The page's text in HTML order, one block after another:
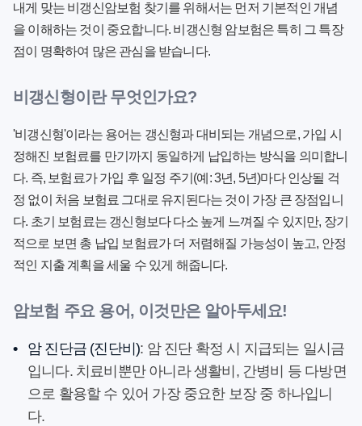
내게 맞는 비갱신암보험 찾기 를 위해서는 먼저 기본적인 개념
을 이해하는 것이 중요합니다. 비갱신형 암보험은 특히 그 특장
점이 명확하여 많은 관심을 받습니다.
비갱신형이란 무엇인가요?
'비갱신형'이라는 용어는 갱신형과 대비되는 개념으로, 가입 시
정해진 보험료를 만기까지 동일하게 납입하는 방식을 의미합니
다. 즉, 보험료가 가입 후 일정 주기(예: 3년, 5년)마다 인상될 걱
정 없이 처음 보험료 그대로 유지된다는 것이 가장 큰 장점입니
다. 초기 보험료는 갱신형보다 다소 높게 느껴질 수 있지만, 장기
적으로 보면 총 납입 보험료가 더 저렴해질 가능성이 높고, 안정
적인 지출 계획을 세울 수 있게 해줍니다.
암보험 주요 용어, 이것만은 알아두세요!
• 암 진단금 (진단비): 암 진단 확정 시 지급되는 일시금
입니다. 치료비뿐만 아니라 생활비, 간병비 등 다방면
으로 활용할 수 있어 가장 중요한 보장 중 하나입니
다.